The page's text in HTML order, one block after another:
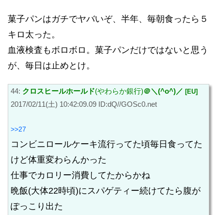
菓子パンはガチでヤバいぞ、半年、毎朝食ったら５
キロ太った。
血液検査もボロボロ。菓子パンだけではないと思う
が、毎日は止めとけ。
44: クロスヒールホールド(やわらか銀行)＠＼(^o^)／ [EU]
2017/02/11(土) 10:42:09.09 ID:dQ//GOSc0.net
>>27
コンビニロールケーキ流行ってた頃毎日食ってた
けど体重変わらんかった
仕事でカロリー消費してたからかね
晩飯(大体22時頃)にスパゲティー続けてたら腹が
ぽっこり出た